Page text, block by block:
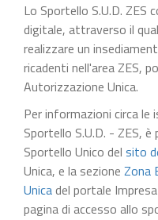
Lo Sportello S.U.D.
digitale, attraverso il
realizzare un
ricadenti nell'area ZES,
Autorizzazione Unica.
Per informazioni circa le
Sportello S.U.D. - ZES,
Sportello Unico del sito
Unica, e la sezione Zona
Unicadel portale
pagina di accesso allo